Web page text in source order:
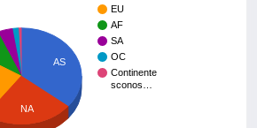
EU
AF
SA
OC
Continente
sconos…
AS
NA